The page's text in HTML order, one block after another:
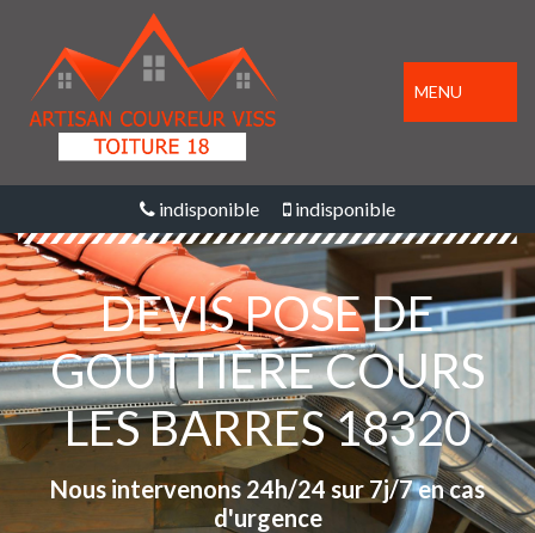
MENU
indisponible indisponible
DEVIS POSE DE
GOUTTIÈRE COURS
LES BARRES 18320
Nous intervenons 24h/24 sur 7j/7 en cas
d'urgence